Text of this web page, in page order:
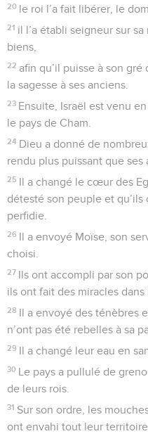
20 le roi l’a fait libérer, le
21 il l’a établi seigneur sur
biens,
22 afin qu’il puisse à son
la sagesse à ses anciens.
23 Ensuite, Israël est venu
le pays de Cham.
24 Dieu a donné de
rendu plus puissant que ses
25 Il a changé le cœur des
détesté son peuple et
perfidie.
26 Il a envoyé Moïse, son
choisi.
27 Ils ont accompli par son
ils ont fait des miracles dans
28 Il a envoyé des ténèbres
n’ont pas été rebelles à sa
29 Il a changé leur eau en
30 Le pays a pullulé de
de leurs rois.
31 Sur son ordre, les
ont envahi tout leur territoire.